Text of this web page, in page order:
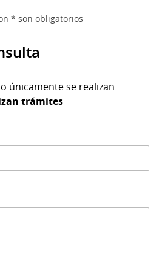
* son obligatorios
únicamente se realizan
trámites